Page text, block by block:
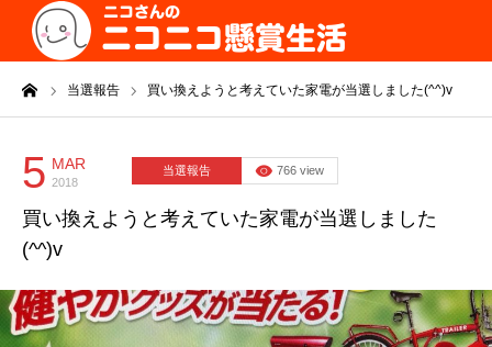
当選報告 買い換えようと考えていた家電が当選しました(^^)v
5 MAR
2018
当選報告 766 view
買い換えようと考えていた家電が当選しました
(^^)v